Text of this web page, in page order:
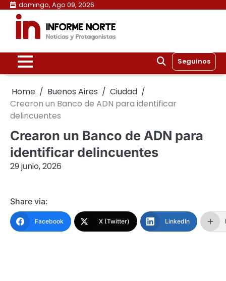
Skip
content
domingo, Ago 09, 2026
Seguinos
Home Buenos Aires
Ciudad
Crearon un Banco de ADN para identificar
delincuentes
Crearon un Banco de ADN para
identificar delincuentes
29 junio, 2026
Share via:
Facebook X (Twitter) LinkedIn